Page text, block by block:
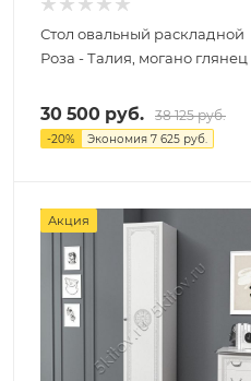
Стол овальный раскладной
Роза - Талия, могано глянец
30 500 руб. 38 125руб.
-20% Экономия 7 625 руб.
Акция